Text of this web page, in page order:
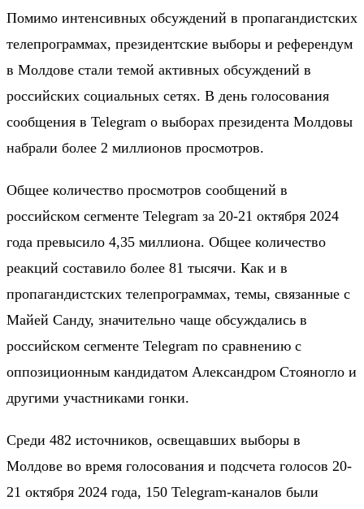
Помимо интенсивных обсуждений в пропагандистских
телепрограммах, президентские выборы и референдум
в Молдове стали темой активных обсуждений в
российских социальных сетях. В день голосования
сообщения в Telegram о выборах президента Молдовы
набрали более 2 миллионов просмотров.
Общее количество просмотров сообщений в
российском сегменте Telegram за 20-21 октября 2024
года превысило 4,35 миллиона. Общее количество
реакций составило более 81 тысячи. Как и в
пропагандистских телепрограммах, темы, связанные с
Майей Санду, значительно чаще обсуждались в
российском сегменте Telegram по сравнению с
оппозиционным кандидатом Александром Стояногло и
другими участниками гонки.
Среди 482 источников, освещавших выборы в
Молдове во время голосования и подсчета голосов 20-
21 октября 2024 года, 150 Telegram-каналов были